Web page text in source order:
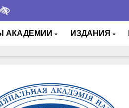
АКАДЕМИИ ИЗДАНИЯ